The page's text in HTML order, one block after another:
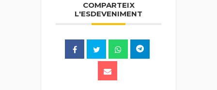
COMPARTEIX
L'ESDEVENIMENT